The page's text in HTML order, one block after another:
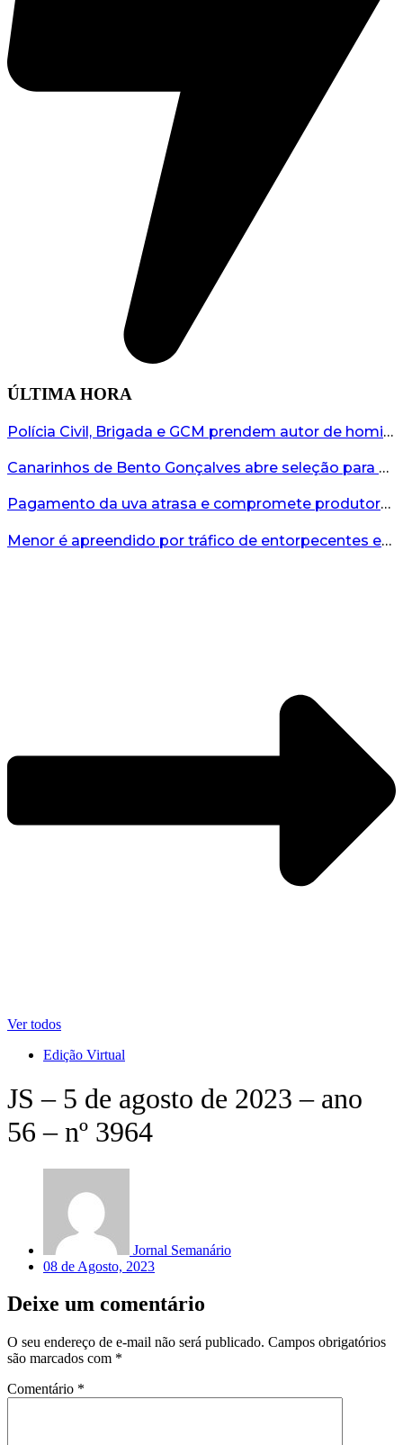
ÚLTIMA HORA
Polícia Civil, Brigada e GCM prendem autor de homicídio em Bento Gonçalves...
Canarinhos de Bento Gonçalves abre seleção para novos integrantes...
Pagamento da uva atrasa e compromete produtores...
Menor é apreendido por tráfico de entorpecentes em Veranópolis...
Ver todos
Edição Virtual
JS – 5 de agosto de 2023 – ano
56 – nº 3964
Jornal Semanário
08 de Agosto, 2023
Deixe um comentário
O seu endereço de e-mail não será publicado. Campos obrigatórios
são marcados com *
Comentário *